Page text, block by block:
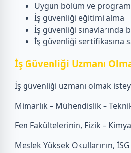
Uygun bölüm ve
İş güvenliği eğitimi alma
İş güvenliği sınavlarında
İş güvenliği sertifikasına
İş Güvenliği Uzmanı
İş güvenliği uzmanı olmak
Mimarlık – Mühendislik –
Fen Fakültelerinin, Fizik –
Meslek Yüksek Okullarının,